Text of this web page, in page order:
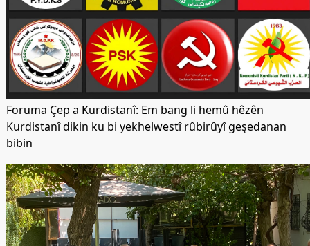
Foruma Çep a Kurdistanî: Em bang li hemû hêzên
Kurdistanî dikin ku bi yekhelwestî rûbirûyî geşedanan
bibin